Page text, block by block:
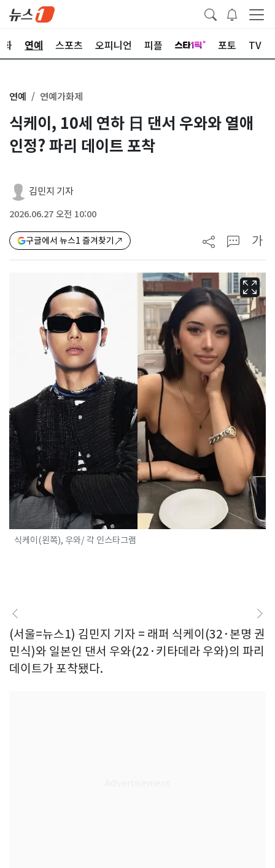
화 연예 스포츠 오피니언 피플 포토 TV
연예 연예가화제
식케이, 10세 연하 日 댄서 우와와 열애
인정? 파리 데이트 포착
김민지 기자
2026.06.27 오전 10:00
구글에서 뉴스1 즐겨찾기 가
식케이(왼쪽), 우와/ 각 인스타그램
(서울=뉴스1) 김민지 기자 = 래퍼 식케이(32·본명 권
민식)와 일본인 댄서 우와(22·키타데라 우와)의 파리
데이트가 포착됐다.